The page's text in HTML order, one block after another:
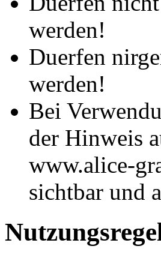
werden!
Duerfen
werden!
Bei
der Hinweis
www.alice-
sichtbar und